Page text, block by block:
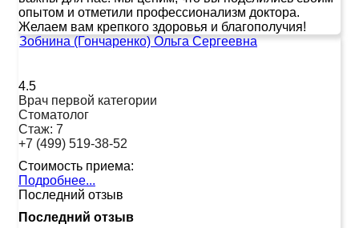
опытом и отметили профессионализм доктора.
Желаем вам крепкого здоровья и благополучия!
Зобнина (Гончаренко) Ольга Сергеевна
4.5
Врач первой категории
Стоматолог
Стаж: 7
+7 (499) 519-38-52
Стоимость приема:
Подробнее...
Последний отзыв
Последний отзыв